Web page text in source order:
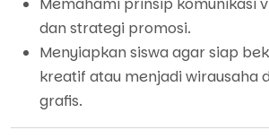
dan strategi promosi.
Menyiapkan siswa agar siap
kreatif atau menjadi wirausaha
grafis.